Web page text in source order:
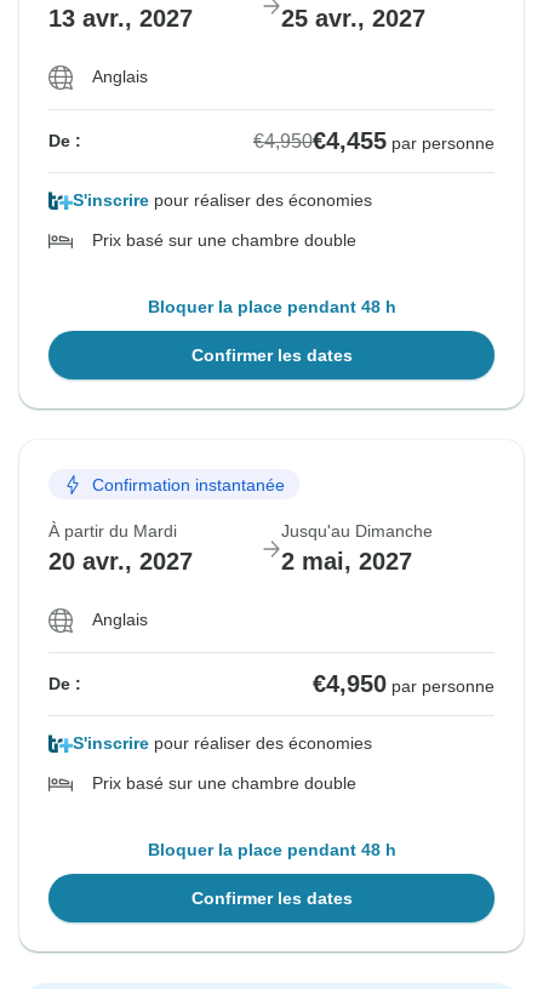
13 avr., 2027 25 avr., 2027
Anglais
De : €4,950€4,455 par personne
S'inscrire pour réaliser des économies
Prix basé sur une chambre double
Bloquer la place pendant 48 h
Confirmer les dates
Confirmation instantanée
À partir du Mardi
20 avr., 2027
Jusqu'au Dimanche
2 mai, 2027
Anglais
De : €4,950 par personne
S'inscrire pour réaliser des économies
Prix basé sur une chambre double
Bloquer la place pendant 48 h
Confirmer les dates